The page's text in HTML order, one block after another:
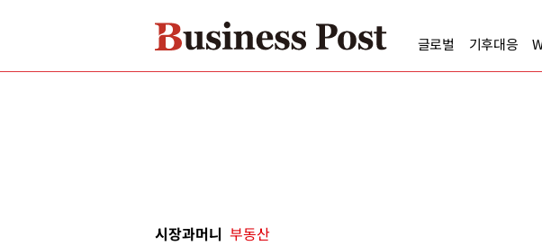
글로벌 기후대응
시장과머니 부동산